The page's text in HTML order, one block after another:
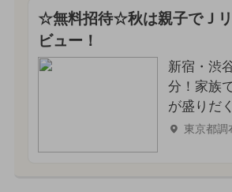
☆無料招待☆秋は親子でＪ
ビュー！
新宿・渋
分！家族
が盛りだ
東京都調